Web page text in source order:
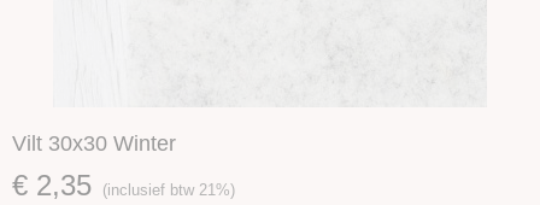
Vilt 30x30 Winter
€ 2,35 (inclusief btw 21%)